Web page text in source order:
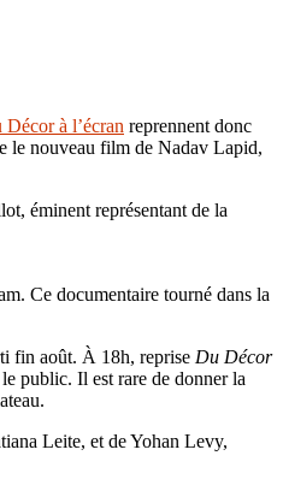
Décor à l’écran reprennent donc
le nouveau film de Nadav Lapid,
éminent représentant de la
Ce documentaire tourné dans la
fin août. À 18h, reprise Du Décor
public. Il est rare de donner la
Leite, et de Yohan Levy,